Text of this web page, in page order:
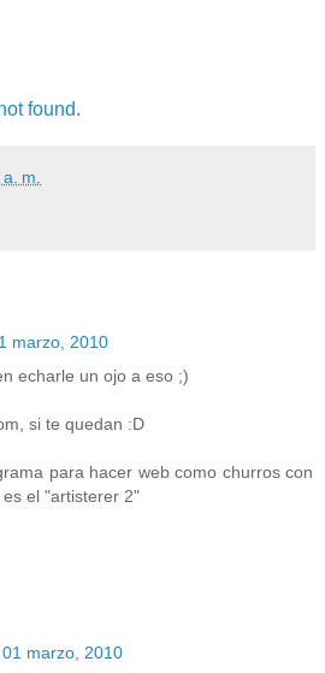
found.
m.
marzo, 2010
echarle un ojo a eso ;)
si te quedan :D
para hacer web como churros con
el "artisterer 2"
marzo, 2010